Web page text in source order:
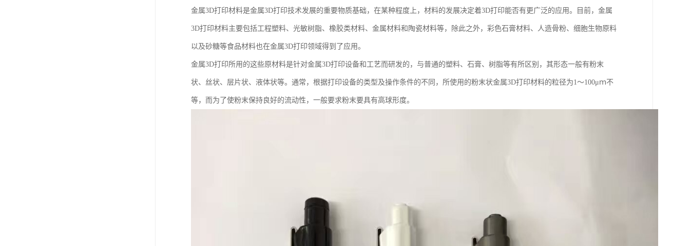
金属3D打印材料是金属3D打印技术发展的重要物质基础，在某种程度上，材料的发展决定着3D打印能否有更广泛的应用。目前，金属
3D打印材料主要包括工程塑料、光敏树脂、橡胶类材料、金属材料和陶瓷材料等，除此之外，彩色石膏材料、人造骨粉、细胞生物原料
以及砂糖等食品材料也在金属3D打印领域得到了应用。
金属3D打印所用的这些原材料是针对金属3D打印设备和工艺而研发的，与普通的塑料、石膏、树脂等有所区别，其形态一般有粉末
状、丝状、层片状、液体状等。通常，根据打印设备的类型及操作条件的不同，所使用的粉末状金属3D打印材料的粒径为1～100μｍ不
等，而为了使粉末保持良好的流动性，一般要求粉末要具有高球形度。